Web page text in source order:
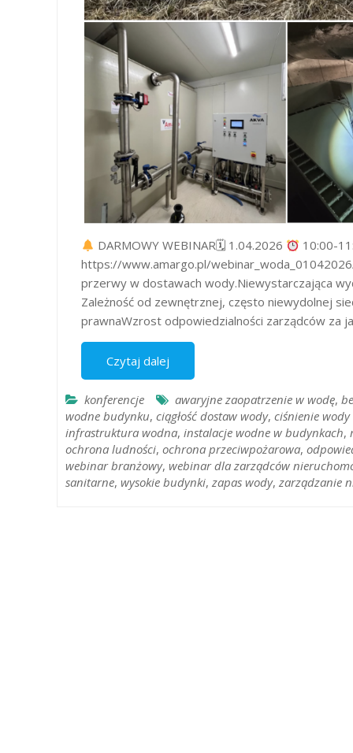
DARMOWY WEBINAR🗓 1.04.2026 10:00-
https://www.amargo.pl/
przerwy w dostawach wody.Niewystarczająca
Zależność od zewnętrznej, często niewydolnej
prawnaWzrost odpowiedzialności zarządców za
Czytaj dalej
konferencje awaryjne zaopatrzenie w wodę,
wodne budynku, ciągłość dostaw wody, ciśnienie
infrastruktura wodna, instalacje wodne w budynkach,
ochrona ludności, ochrona przeciwpożarowa,
webinar branżowy, webinar dla zarządców
sanitarne, wysokie budynki, zapas wody, zarządzanie